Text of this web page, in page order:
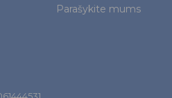
Parašykite mums